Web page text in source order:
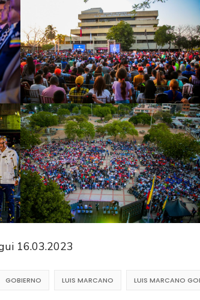
16.03.2023
GOBIERNO LUIS MARCANO LUIS MARCANO